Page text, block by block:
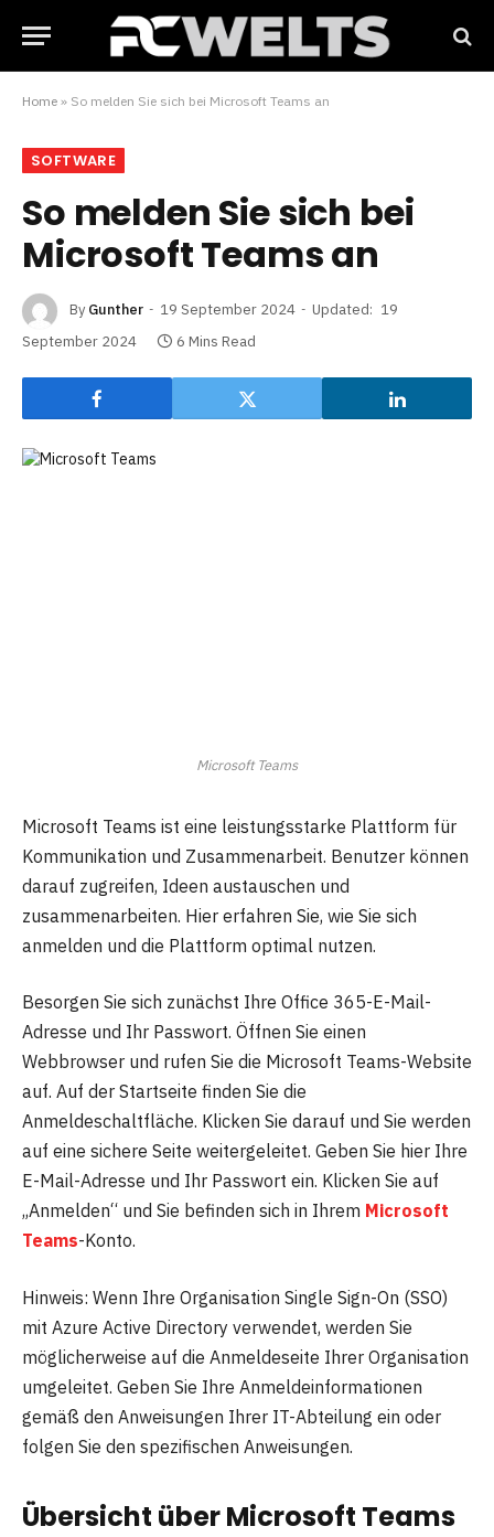
Home » So melden Sie sich bei Microsoft Teams an
SOFTWARE
So melden Sie sich bei
Microsoft Teams an
By Gunther 19 September 2024 Updated: 19
September 2024
6 Mins Read
Microsoft Teams
Microsoft Teams ist eine leistungsstarke Plattform für
Kommunikation und Zusammenarbeit. Benutzer können
darauf zugreifen, Ideen austauschen und
zusammenarbeiten. Hier erfahren Sie, wie Sie sich
anmelden und die Plattform optimal nutzen.
Besorgen Sie sich zunächst Ihre Office 365-E-Mail-
Adresse und Ihr Passwort. Öffnen Sie einen
Webbrowser und rufen Sie die Microsoft Teams-Website
auf. Auf der Startseite finden Sie die
Anmeldeschaltfläche. Klicken Sie darauf und Sie werden
auf eine sichere Seite weitergeleitet. Geben Sie hier Ihre
E-Mail-Adresse und Ihr Passwort ein. Klicken Sie auf
„Anmelden“ und Sie befinden sich in Ihrem Microsoft
Teams-Konto.
Hinweis: Wenn Ihre Organisation Single Sign-On (SSO)
mit Azure Active Directory verwendet, werden Sie
möglicherweise auf die Anmeldeseite Ihrer Organisation
umgeleitet. Geben Sie Ihre Anmeldeinformationen
gemäß den Anweisungen Ihrer IT-Abteilung ein oder
folgen Sie den spezifischen Anweisungen.
Übersicht über Microsoft Teams